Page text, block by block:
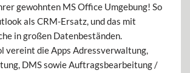
gewohnten MS Office Umgebung! So
als CRM-Ersatz, und das mit
in großen Datenbeständen.
vereint die Apps Adressverwaltung,
DMS sowie Auftragsbearbeitung /